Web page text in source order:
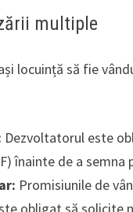
multiple
locuință să fie
Dezvoltatorul este
înainte de a
Promisiunile de